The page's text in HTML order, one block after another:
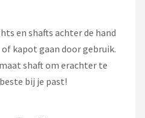
en shafts achter de hand
kapot gaan door gebruik.
shaft om erachter te
bij je past!